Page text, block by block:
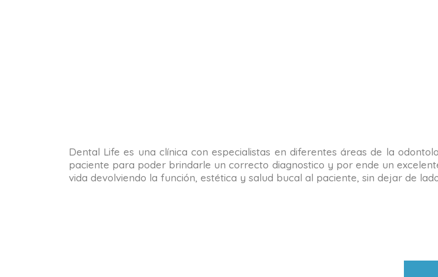
Dental Life es una clínica con especialistas en diferentes áreas de la
paciente para poder brindarle un correcto diagnostico y por ende un
vida devolviendo la función, estética y salud bucal al paciente, sin dejar de